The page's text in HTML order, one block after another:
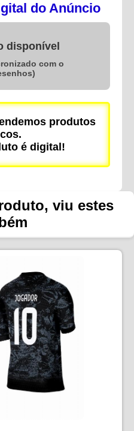
do Anúncio
disponível
com o
produtos
é digital!
viu estes